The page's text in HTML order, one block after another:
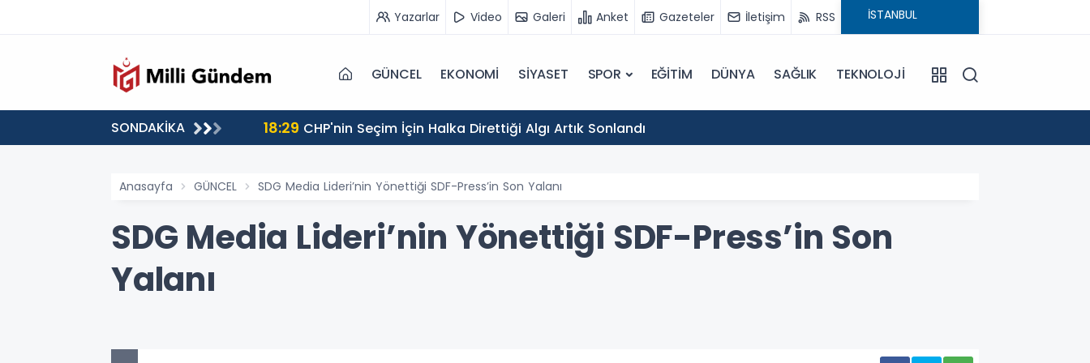
Yazarlar Video Galeri Anket Gazeteler İletişim RSS
GÜNCEL EKONOMİ SİYASET SPOR EĞİTİM DÜNYA SAĞLIK TEKNOLOJİ
SONDAKİKA 18:29 CHP'nin Seçim İçin Halka Direttiği Algı Artık Sonlandı
Anasayfa GÜNCEL SDG Media Lideri’nin Yönettiği SDF-Press’in Son Yalanı
SDG Media Lideri’nin Yönettiği SDF-Press’in Son
Yalanı